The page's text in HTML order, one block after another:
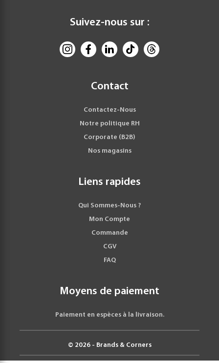
Suivez-nous sur :
Contact
Contactez-Nous
Notre politique RH
Corporate (B2B)
Nos magasins
Liens rapides
Qui Sommes-Nous ?
Mon Compte
Commande
CGV
FAQ
Moyens de paiement
Paiement en espèces à la livraison.
© 2026 - Brands & Corners